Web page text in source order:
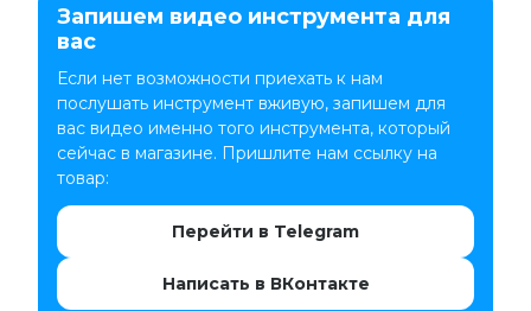
Запишем видео инструмента для
вас
Если нет возможности приехать к нам
послушать инструмент вживую, запишем для
вас видео именно того инструмента, который
сейчас в магазине. Пришлите нам ссылку на
товар:
Перейти в Telegram
Написать в ВКонтакте